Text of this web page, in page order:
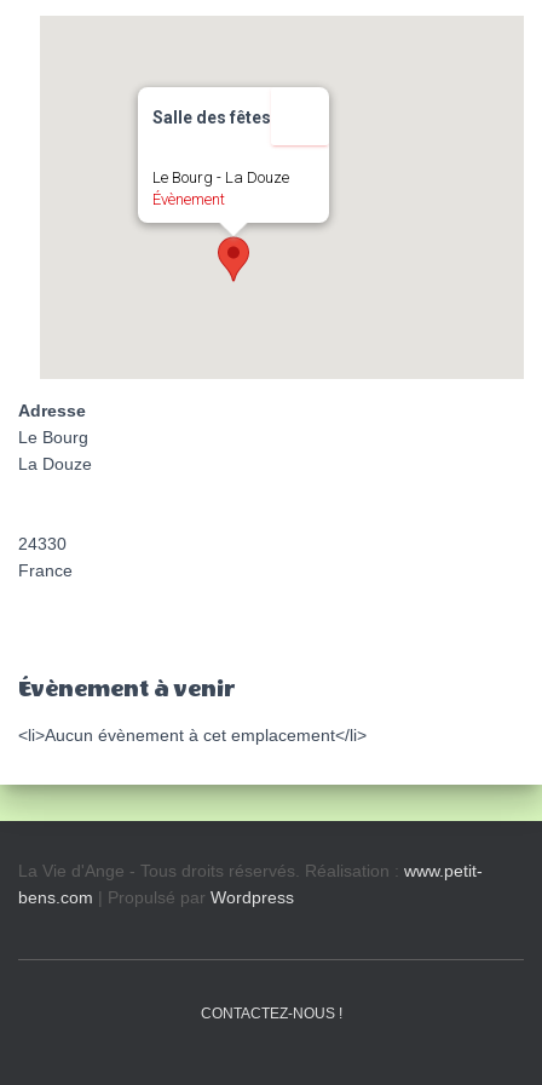
Salle des fêtes
Le Bourg - La Douze
Évènement
Adresse
Le Bourg
La Douze
24330
France
Évènement à venir
<li>Aucun évènement à cet emplacement</li>
La Vie d'Ange - Tous droits réservés. Réalisation : www.petit-
bens.com | Propulsé par Wordpress
CONTACTEZ-NOUS !